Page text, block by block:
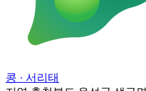
콩 · 서리태